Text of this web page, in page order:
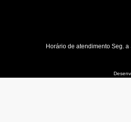
Horário de atendimento Seg.